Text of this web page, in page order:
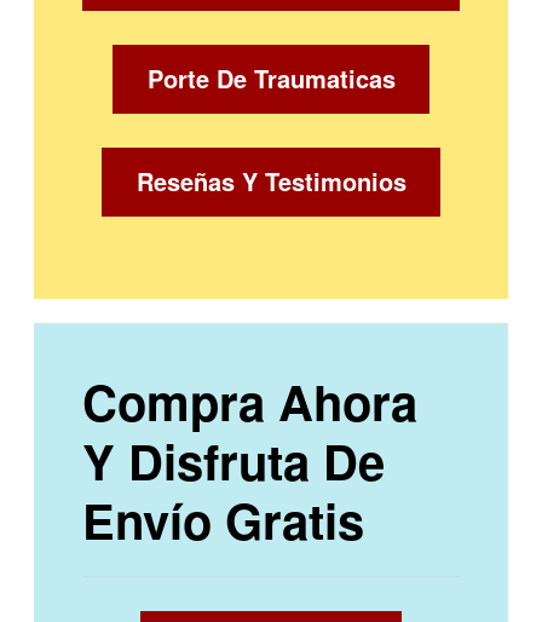
Porte De Traumaticas
Reseñas Y Testimonios
Compra Ahora
Y Disfruta De
Envío Gratis